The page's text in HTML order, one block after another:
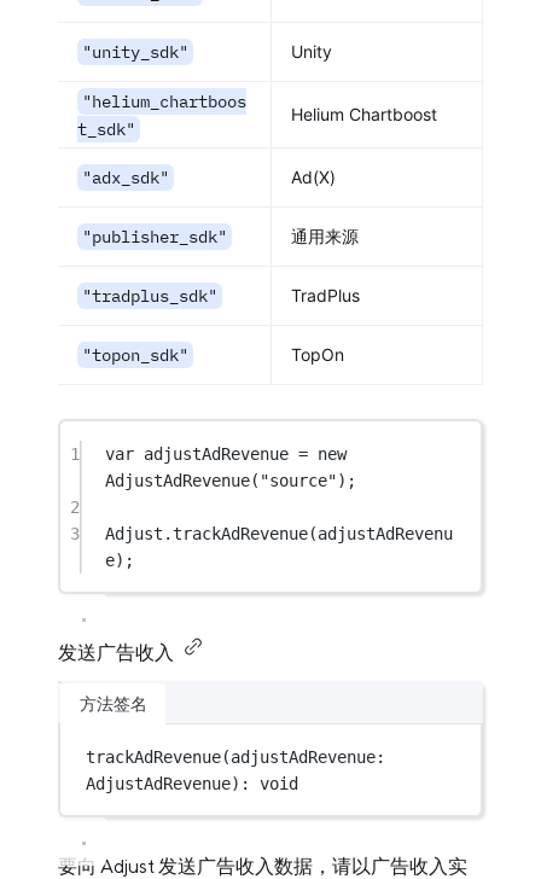
"unity_sdk" Unity
"helium_chartboos
t_sdk"
Helium Chartboost
"adx_sdk" Ad(X)
"publisher_sdk" 通用来源
"tradplus_sdk" TradPlus
"topon_sdk" TopOn
1 var adjustAdRevenue = new
AdjustAdRevenue( "source");
2
3
Adjust.trackAdRevenue(adjustAdRevenu
e);
发送广告收入
方法签名
trackAdRevenue(adjustAdRevenue:
AdjustAdRevenue): void
要向 Adjust 发送广告收入数据，请以广告收入实